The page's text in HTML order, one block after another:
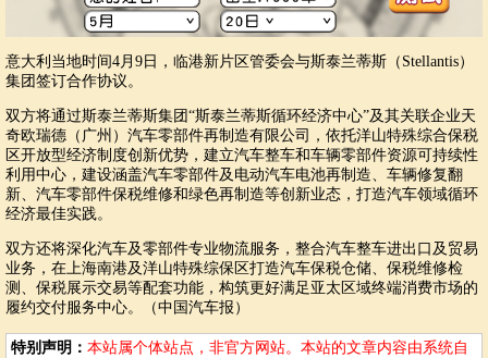
意大利当地时间4月9日，临港新片区管委会与斯泰兰蒂斯（Stellantis）
集团签订合作协议。
双方将通过斯泰兰蒂斯集团“斯泰兰蒂斯循环经济中心”及其关联企业天
奇欧瑞德（广州）汽车零部件再制造有限公司，依托洋山特殊综合保税
区开放型经济制度创新优势，建立汽车整车和车辆零部件资源可持续性
利用中心，建设涵盖汽车零部件及电动汽车电池再制造、车辆修复翻
新、汽车零部件保税维修和绿色再制造等创新业态，打造汽车领域循环
经济最佳实践。
双方还将深化汽车及零部件专业物流服务，整合汽车整车进出口及贸易
业务，在上海南港及洋山特殊综保区打造汽车保税仓储、保税维修检
测、保税展示交易等配套功能，构筑更好满足亚太区域终端消费市场的
履约交付服务中心。（中国汽车报）
特别声明： 本站属个体站点，非官方网站。本站的文章内容由系统自